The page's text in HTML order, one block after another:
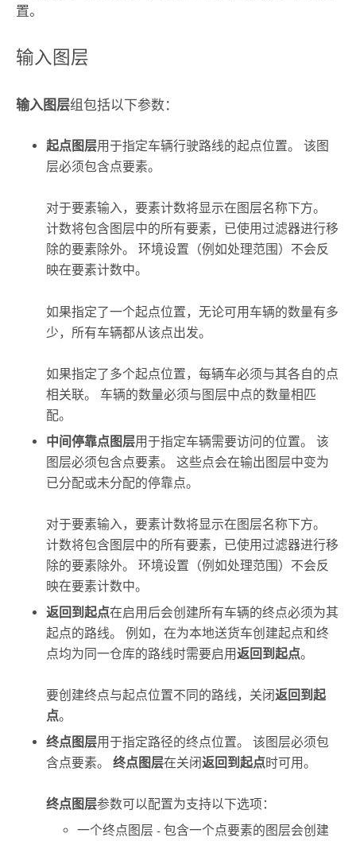
置。
输入图层
输入图层组包括以下参数：
起点图层用于指定车辆行驶路线的起点位置。 该图
层必须包含点要素。
对于要素输入，要素计数将显示在图层名称下方。
计数将包含图层中的所有要素，已使用过滤器进行移
除的要素除外。 环境设置（例如处理范围）不会反
映在要素计数中。
如果指定了一个起点位置，无论可用车辆的数量有多
少，所有车辆都从该点出发。
如果指定了多个起点位置，每辆车必须与其各自的点
相关联。 车辆的数量必须与图层中点的数量相匹
配。
中间停靠点图层用于指定车辆需要访问的位置。 该
图层必须包含点要素。 这些点会在输出图层中变为
已分配或未分配的停靠点。
对于要素输入，要素计数将显示在图层名称下方。
计数将包含图层中的所有要素，已使用过滤器进行移
除的要素除外。 环境设置（例如处理范围）不会反
映在要素计数中。
返回到起点在启用后会创建所有车辆的终点必须为其
起点的路线。 例如，在为本地送货车创建起点和终
点均为同一仓库的路线时需要启用返回到起点。
要创建终点与起点位置不同的路线，关闭返回到起
点。
终点图层用于指定路径的终点位置。 该图层必须包
含点要素。终点图层在关闭返回到起点时可用。
终点图层参数可以配置为支持以下选项：
一个终点图层 - 包含一个点要素的图层会创建